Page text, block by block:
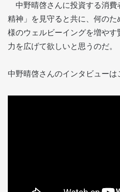
中野晴啓さんに投資する消費
精神」を見守ると共に、何の
様のウェルビーイングを増や
力を広げて欲しいと思うのだ。
中野晴啓さんのインタビューは